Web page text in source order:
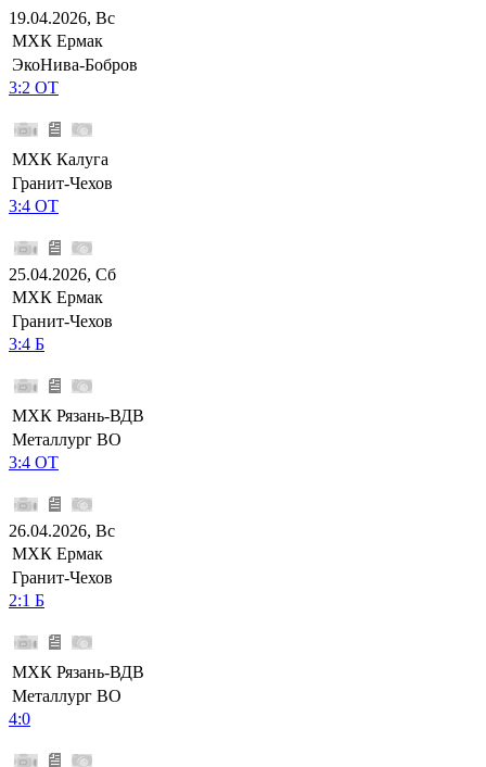
19.04.2026, Вс
МХК Ермак
ЭкоНива-Бобров
3:2 ОТ
МХК Калуга
Гранит-Чехов
3:4 ОТ
25.04.2026, Сб
МХК Ермак
Гранит-Чехов
3:4 Б
МХК Рязань-ВДВ
Металлург ВО
3:4 ОТ
26.04.2026, Вс
МХК Ермак
Гранит-Чехов
2:1 Б
МХК Рязань-ВДВ
Металлург ВО
4:0